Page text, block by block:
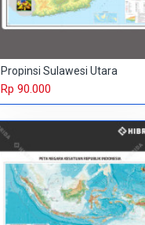
Propinsi Sulawesi Utara
Rp 90.000